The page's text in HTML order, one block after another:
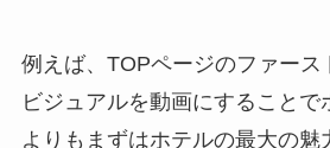
例えば、TOPページのファース
ビジュアルを動画にすることで
よりもまずはホテルの最大の魅